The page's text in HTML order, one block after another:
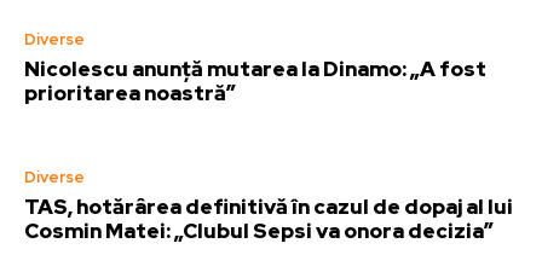
Diverse
Nicolescu anunță mutarea la Dinamo: „A fost
prioritarea noastră”
Diverse
TAS, hotărârea definitivă în cazul de dopaj al lui
Cosmin Matei: „Clubul Sepsi va onora decizia”